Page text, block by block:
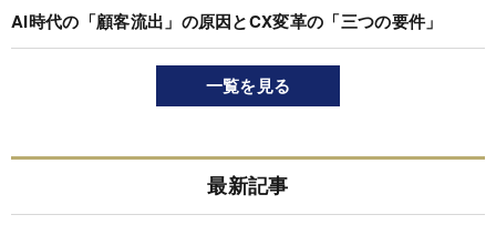
AI時代の「顧客流出」の原因とCX変革の「三つの要件」
一覧を見る
最新記事